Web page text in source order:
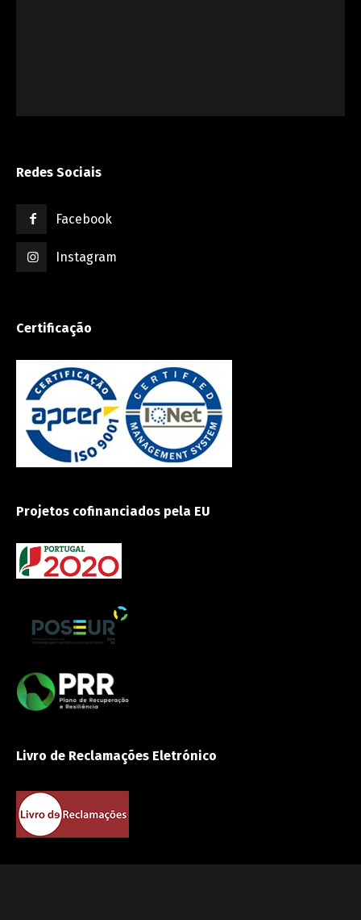
Redes Sociais
Facebook
Instagram
Certificação
Projetos cofinanciados pela EU
Livro de Reclamações Eletrónico